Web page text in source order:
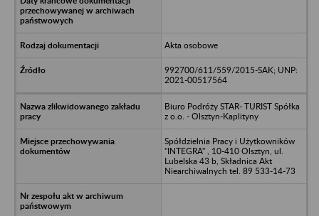
Akta osobowe
992700/611/559/2015-SAK; UNP:
2021-00517564
Biuro Podróży STAR- TURIST Spółka
z o.o. - Olsztyn-Kaplityny
Spółdzielnia Pracy i Użytkowników
"INTEGRA" , 10-410 Olsztyn, ul.
Lubelska 43 b, Składnica Akt
Niearchiwalnych tel. 89 533-14-73